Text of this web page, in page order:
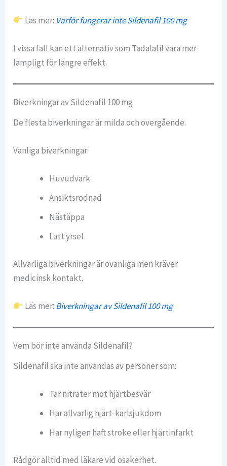
Läs mer: Varför fungerar inte Sildenafil 100 mg
I vissa fall kan ett alternativ som Tadalafil vara mer
lämpligt för längre effekt.
Biverkningar av Sildenafil 100 mg
De flesta biverkningar är milda och övergående.
Vanliga biverkningar:
Huvudvärk
Ansiktsrodnad
Nästäppa
Lätt yrsel
Allvarliga biverkningar är ovanliga men kräver
medicinsk kontakt.
Läs mer: Biverkningar av Sildenafil 100 mg
Vem bör inte använda Sildenafil?
Sildenafil ska inte användas av personer som:
Tar nitrater mot hjärtbesvär
Har allvarlig hjärt-kärlsjukdom
Har nyligen haft stroke eller hjärtinfarkt
Rådgör alltid med läkare vid osäkerhet.